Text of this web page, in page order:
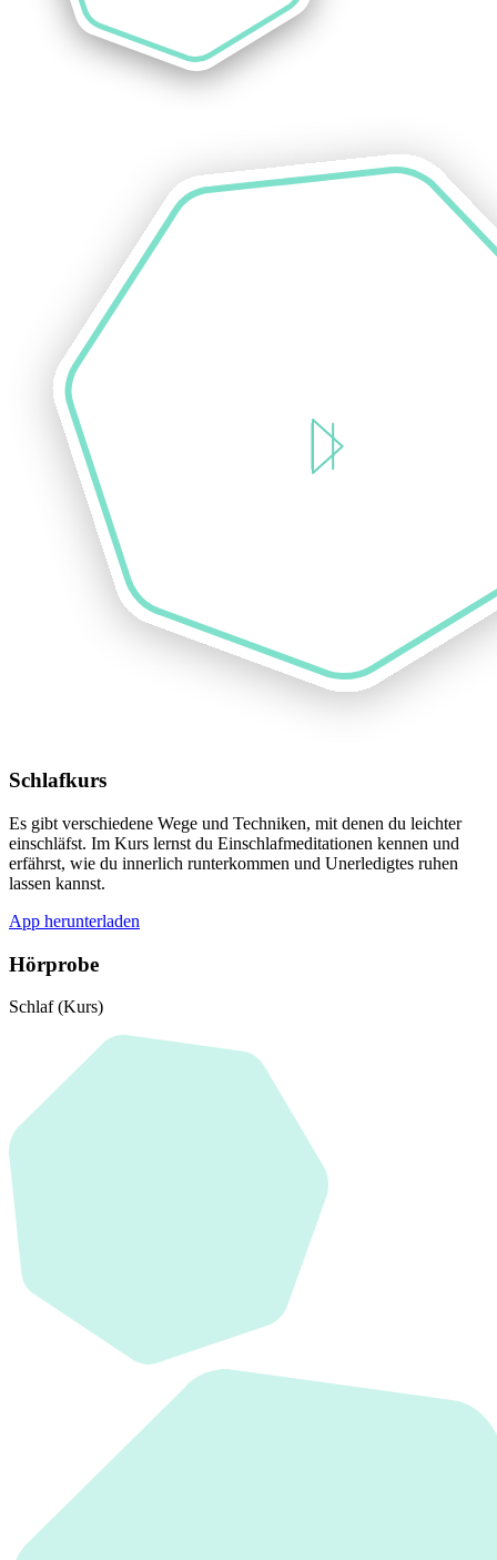
Schlafkurs
Es gibt verschiedene Wege und Techniken, mit denen du leichter
einschläfst. Im Kurs lernst du Einschlafmeditationen kennen und
erfährst, wie du innerlich runterkommen und Unerledigtes ruhen
lassen kannst.
App herunterladen
Hörprobe
Schlaf (Kurs)